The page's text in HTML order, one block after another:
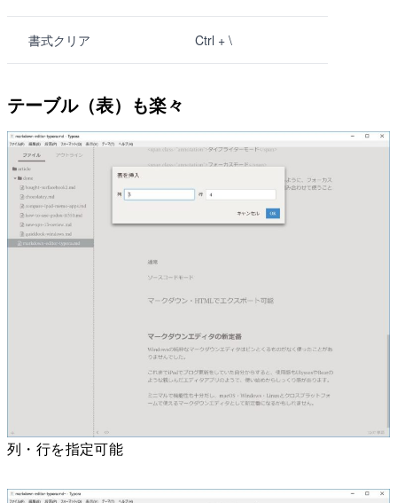
書式クリア Ctrl + \
テーブル（表）も楽々
列・行を指定可能